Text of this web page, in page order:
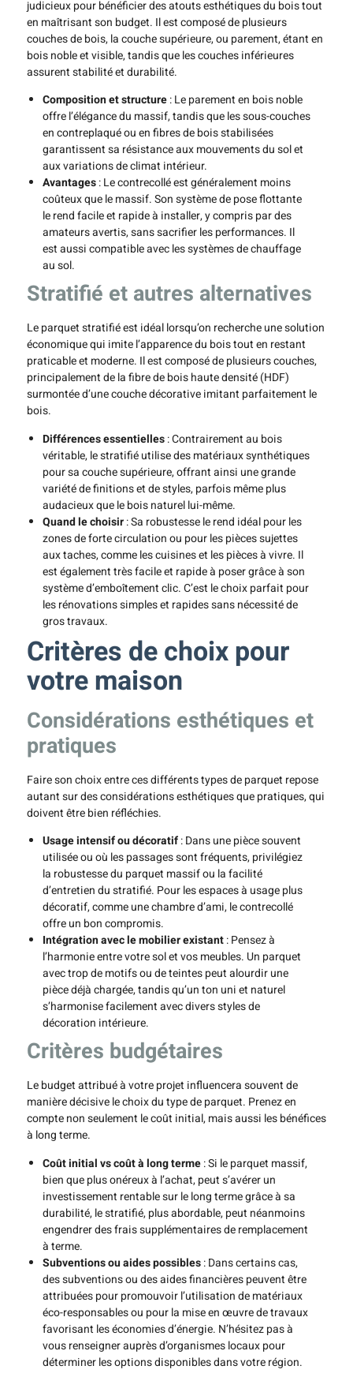
judicieux pour bénéficier des atouts esthétiques du bois tout
en maîtrisant son budget. Il est composé de plusieurs
couches de bois, la couche supérieure, ou parement, étant en
bois noble et visible, tandis que les couches inférieures
assurent stabilité et durabilité.
Composition et structure: Le parement en bois noble
offre l’élégance du massif, tandis que les sous-couches
en contreplaqué ou en fibres de bois stabilisées
garantissent sa résistance aux mouvements du sol et
aux variations de climat intérieur.
Avantages: Le contrecollé est généralement moins
coûteux que le massif. Son système de pose flottante
le rend facile et rapide à installer, y compris par des
amateurs avertis, sans sacrifier les performances. Il
est aussi compatible avec les systèmes de chauffage
au sol.
Stratifié et autres alternatives
Le parquet stratifié est idéal lorsqu’on recherche une solution
économique qui imite l’apparence du bois tout en restant
praticable et moderne. Il est composé de plusieurs couches,
principalement de la fibre de bois haute densité (HDF)
surmontée d’une couche décorative imitant parfaitement le
bois.
Différences essentielles: Contrairement au bois
véritable, le stratifié utilise des matériaux synthétiques
pour sa couche supérieure, offrant ainsi une grande
variété de finitions et de styles, parfois même plus
audacieux que le bois naturel lui-même.
Quand le choisir: Sa robustesse le rend idéal pour les
zones de forte circulation ou pour les pièces sujettes
aux taches, comme les cuisines et les pièces à vivre. Il
est également très facile et rapide à poser grâce à son
système d’emboîtement clic. C’est le choix parfait pour
les rénovations simples et rapides sans nécessité de
gros travaux.
Critères de choix pour
votre maison
Considérations esthétiques et
pratiques
Faire son choix entre ces différents types de parquet repose
autant sur des considérations esthétiques que pratiques, qui
doivent être bien réfléchies.
Usage intensif ou décoratif: Dans une pièce souvent
utilisée ou où les passages sont fréquents, privilégiez
la robustesse du parquet massif ou la facilité
d’entretien du stratifié. Pour les espaces à usage plus
décoratif, comme une chambre d’ami, le contrecollé
offre un bon compromis.
Intégration avec le mobilier existant: Pensez à
l’harmonie entre votre sol et vos meubles. Un parquet
avec trop de motifs ou de teintes peut alourdir une
pièce déjà chargée, tandis qu’un ton uni et naturel
s’harmonise facilement avec divers styles de
décoration intérieure.
Critères budgétaires
Le budget attribué à votre projet influencera souvent de
manière décisive le choix du type de parquet. Prenez en
compte non seulement le coût initial, mais aussi les bénéfices
à long terme.
Coût initial vs coût à long terme: Si le parquet massif,
bien que plus onéreux à l’achat, peut s’avérer un
investissement rentable sur le long terme grâce à sa
durabilité, le stratifié, plus abordable, peut néanmoins
engendrer des frais supplémentaires de remplacement
à terme.
Subventions ou aides possibles: Dans certains cas,
des subventions ou des aides financières peuvent être
attribuées pour promouvoir l’utilisation de matériaux
éco-responsables ou pour la mise en œuvre de travaux
favorisant les économies d’énergie. N’hésitez pas à
vous renseigner auprès d’organismes locaux pour
déterminer les options disponibles dans votre région.